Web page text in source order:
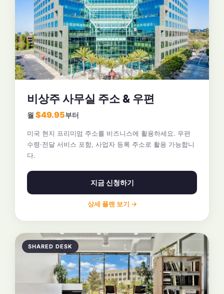
비상주 사무실 주소 & 우편
월 $49.95부터
미국 현지 프리미엄 주소를 비즈니스에 활용하세요. 우편
수령·전달 서비스 포함, 사업자 등록 주소로 활용 가능합니
다.
지금 신청하기
상세 플랜 보기 →
SHARED DESK